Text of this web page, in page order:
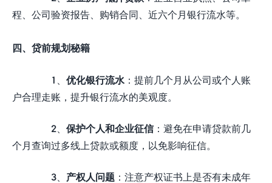
程、公司验资报告、购销合同、近六个月银行流水等。
四、贷前规划秘籍
1、 优化银行流水 ：提前几个月从公司或个人账
户合理走账，提升银行流水的美观度。
2、 保护个人和企业征信：避免在申请贷款前几
个月查询过多线上贷款或额度，以免影响征信。
3、 产权人问题 ：注意产权证书上是否有未成年